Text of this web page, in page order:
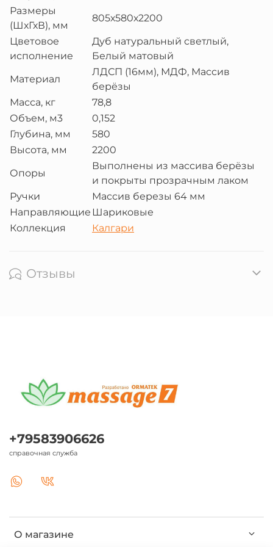
Размеры
(ШхГхВ), мм
805х580х2200
Цветовое
исполнение
Дуб натуральный светлый,
Белый матовый
Материал
ЛДСП (16мм), МДФ, Массив
берёзы
Масса, кг
78,8
Объем, м3
0,152
Глубина, мм
580
Высота, мм
2200
Опоры
Выполнены из массива берёзы
и покрыты прозрачным лаком
Ручки
Массив березы 64 мм
Направляющие Шариковые
Коллекция
Калгари
Отзывы
О магазине
+79583906626
справочная служба